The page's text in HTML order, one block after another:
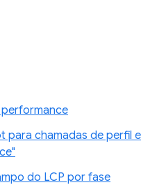
performance
para chamadas de perfil e
do LCP por fase